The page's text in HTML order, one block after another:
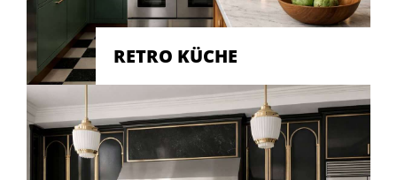
RETRO KÜCHE